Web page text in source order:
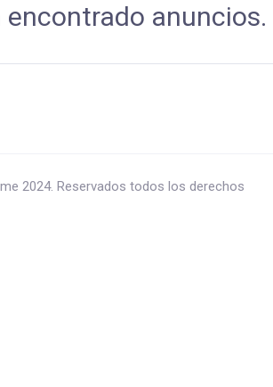
encontrado anuncios.
2024. Reservados todos los derechos